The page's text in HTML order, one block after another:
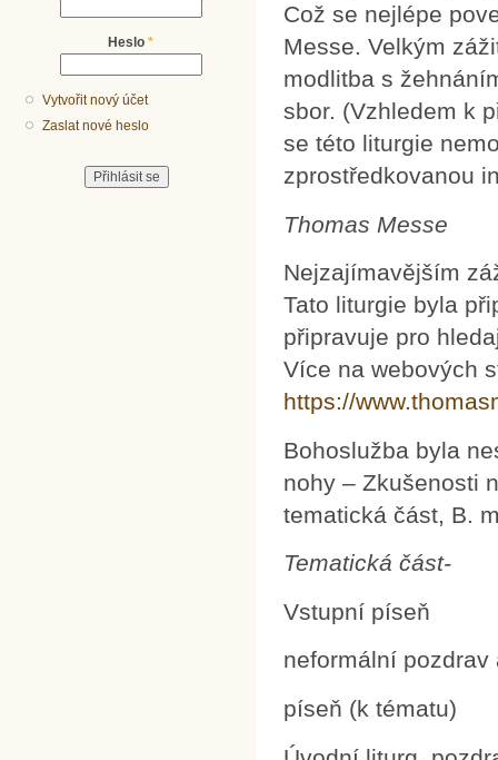
Heslo *
Vytvořit nový účet
Zaslat nové heslo
Což se nejlépe
Messe. Velkým
modlitba s
sbor. (Vzhledem k
se této liturgie
zprostředkovanou
Thomas Messe
Nejzajímavějším
Tato liturgie byla
připravuje pro
Více na webových
https://
Bohoslužba byla
nohy – Zkušenosti
tematická část, B.
Tematická část-
Vstupní píseň
neformální
píseň (k tématu)